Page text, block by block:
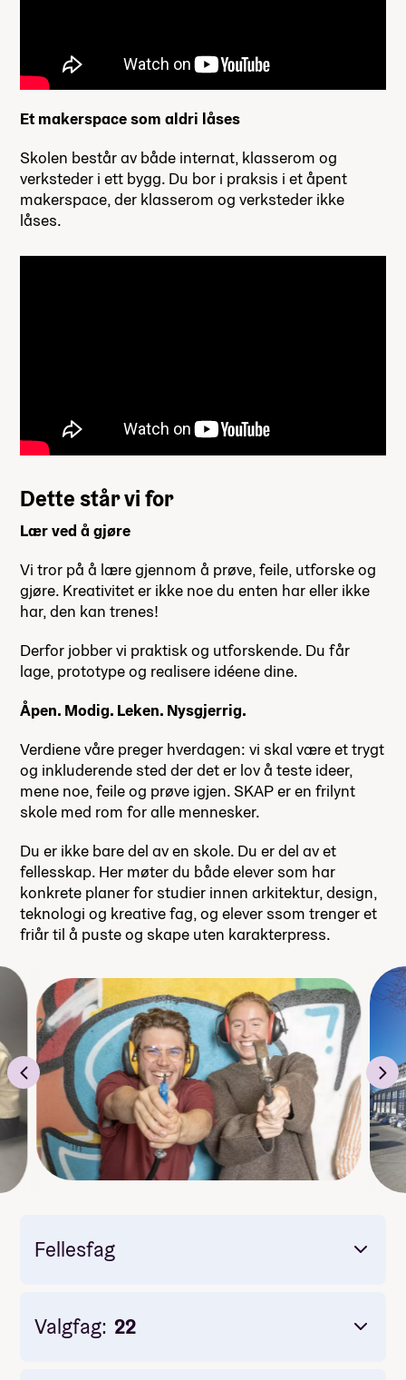
Et makerspace som aldri låses
Skolen består av både internat, klasserom og
verksteder i ett bygg. Du bor i praksis i et åpent
makerspace, der klasserom og verksteder ikke
låses.
Dette står vi for
Lær ved å gjøre
Vi tror på å lære gjennom å prøve, feile, utforske og
gjøre. Kreativitet er ikke noe du enten har eller ikke
har, den kan trenes!
Derfor jobber vi praktisk og utforskende. Du får
lage, prototype og realisere idéene dine.
Åpen. Modig. Leken. Nysgjerrig.
Verdiene våre preger hverdagen: vi skal være et trygt
og inkluderende sted der det er lov å teste ideer,
mene noe, feile og prøve igjen. SKAP er en frilynt
skole med rom for alle mennesker.
Du er ikke bare del av en skole. Du er del av et
fellesskap. Her møter du både elever som har
konkrete planer for studier innen arkitektur, design,
teknologi og kreative fag, og elever ssom trenger et
friår til å puste og skape uten karakterpress.
Fellesfag
Valgfag: 22